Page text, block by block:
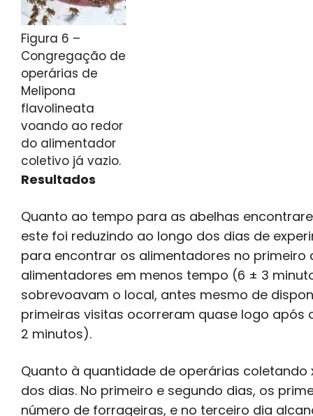
Figura 6 –
Congregação de
operárias de
Melipona
flavolineata
voando ao redor
do alimentador
coletivo já vazio.
Resultados
Quanto ao tempo para as abelhas
este foi reduzindo ao longo dos dias de
para encontrar os alimentadores no primeiro
alimentadores em menos tempo (6 ± 3
sobrevoavam o local, antes mesmo de
primeiras visitas ocorreram quase logo
2 minutos).
Quanto à quantidade de operárias
dos dias. No primeiro e segundo dias, os
número de forrageiras, e no terceiro dia